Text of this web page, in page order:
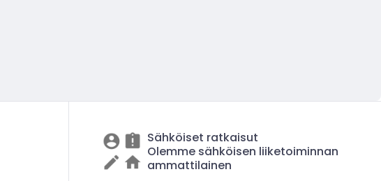
Sähköiset ratkaisut
Olemme sähköisen liiketoiminnan
ammattilainen